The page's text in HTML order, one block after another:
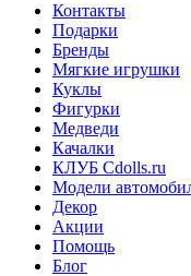
Контакты
Подарки
Бренды
Мягкие игрушки
Куклы
Фигурки
Медведи
Качалки
КЛУБ Cdolls.ru
Модели
Декор
Акции
Помощь
Блог